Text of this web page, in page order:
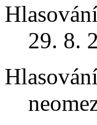
29. 8.